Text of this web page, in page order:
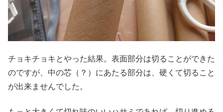
チョキチョキとやった結果。表面部分は切ることができた
のですが、中の芯（？）にあたる部分は、硬くて切ること
が出来ませんでした。